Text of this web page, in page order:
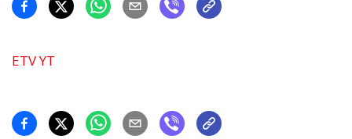
ETV YT